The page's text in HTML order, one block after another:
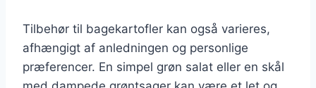
Tilbehør til bagekartofler kan også varieres,
afhængigt af anledningen og personlige
præferencer. En simpel grøn salat eller en skål